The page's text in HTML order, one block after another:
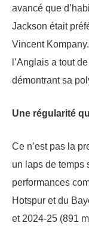
avancé que
Jackson était
Vincent
l’Anglais a tout
démontrant sa
Une régularité
Ce n’est pas la
un laps de temps
performances
Hotspur et du
et 2024-25 (891